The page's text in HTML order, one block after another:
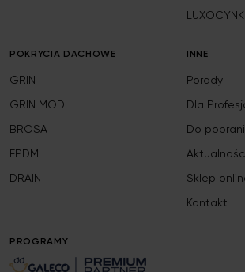
LUXOCYNK
POKRYCIA DACHOWE
GRIN
GRIN MOD
BROSA
EPDM
DRAIN
INNE
Porady
Dla
Do
Sklep
Kontakt
PROGRAMY